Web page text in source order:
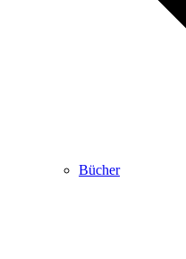
Bücher